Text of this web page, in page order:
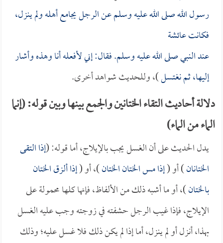
رسول الله صلى الله عليه وسلم عن الرجل يجامع أهله ولم ينزل،
فكانتعائشة
عند النبي صلى الله عليه وسلم. فقال: إني لأفعله أنا وهذه وأشار
إليها، ثم نغتسل)، وللحديث شواهد أخرى.
دلالة أحاديث التقاء الختانين والجمع بينها وبين قوله: (إنما
الماء من الماء)
يدل الحديث على أن الغسل يجب بالإيلاج، أما قوله: (إذا التقى
الختانان) أو (إذا مس الختان الختان)، أو (إذا ألزق الختان
بالختان)، أو ما أشبه ذلك من الألفاظ، فإنها كلها محمولة على
الإيلاج، فإذا غيب الرجل حشفته في زوجته وجب عليه الغسل
بهذا، أنزل أو لم ينزل، أما إذا لم يكن ذلك فلا غسل عليه؛ وذلك